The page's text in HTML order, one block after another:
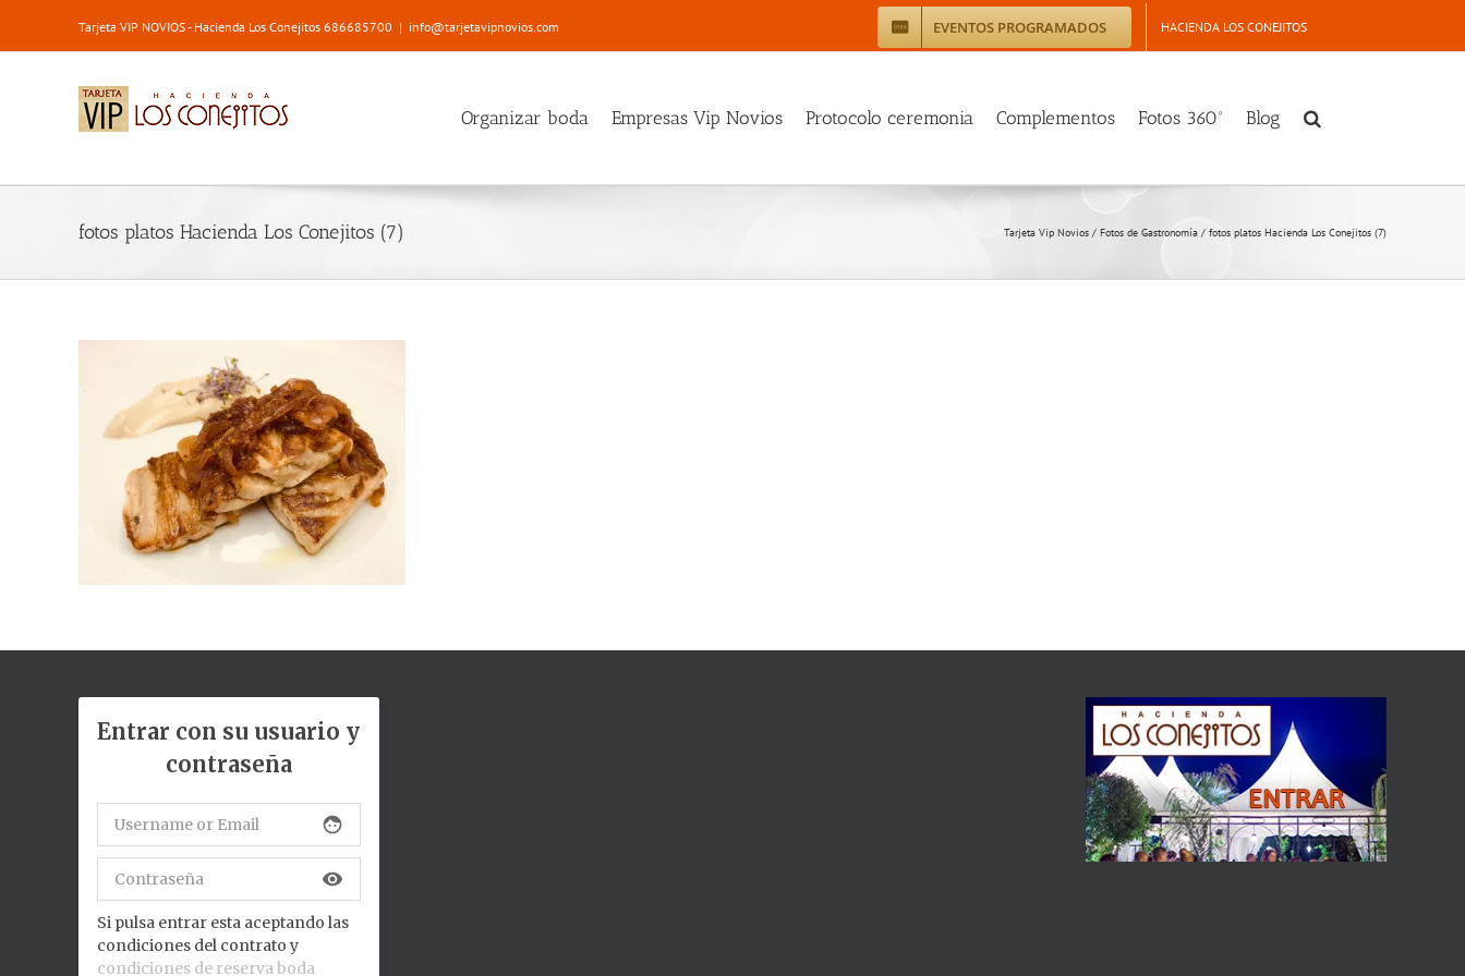
Tarjeta VIP NOVIOS - Hacienda Los Conejitos 686685700 | info@tarjetavipnovios.com EVENTOS PROGRAMADOS HACIENDA LOS CONEJITOS
Organizar boda Empresas Vip Novios Protocolo ceremonia Complementos Fotos 360º Blog
fotos platos Hacienda Los Conejitos (7) Tarjeta Vip Novios / Fotos de Gastronomía / fotos platos Hacienda Los Conejitos (7)
Entrar con su usuario y
contraseña
face
visibility
Si pulsa entrar esta aceptando las
condiciones del contrato y
condiciones de reserva boda